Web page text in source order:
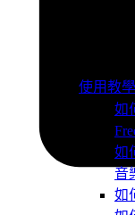
使用教學
如
如
音
如